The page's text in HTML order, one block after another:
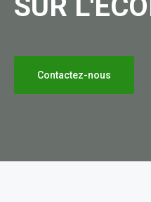
SUR
Contactez-nous